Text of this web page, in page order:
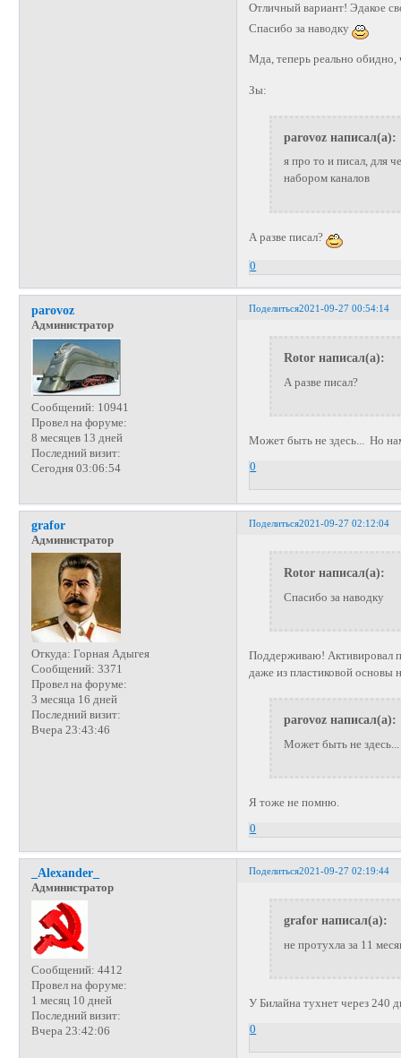
Отличный вариант! Эдакое
Спасибо за наводку
Мда, теперь реально
Зы:
parovoz написал(а):
я про то и писал, для
набором каналов
А разве писал?
0
Поделиться2021-09-27 00:54:14
parovoz
Администратор
Сообщений: 10941
Провел на форуме:
8 месяцев 13 дней
Последний визит:
Сегодня 03:06:54
Rotor написал(а):
А разве писал?
Может быть не здесь... Но
0
Поделиться2021-09-27 02:12:04
grafor
Администратор
Откуда: Горная Адыгея
Сообщений: 3371
Провел на форуме:
3 месяца 16 дней
Последний визит:
Вчера 23:43:46
Rotor написал(а):
Спасибо за наводку
Поддерживаю! Активировал
даже из пластиковой основы
parovoz написал(а):
Может быть не
Я тоже не помню.
0
Поделиться2021-09-27 02:19:44
_Alexander_
Администратор
Сообщений: 4412
Провел на форуме:
1 месяц 10 дней
Последний визит:
Вчера 23:42:06
grafor написал(а):
не протухла за 11
У Билайна тухнет через 240
0